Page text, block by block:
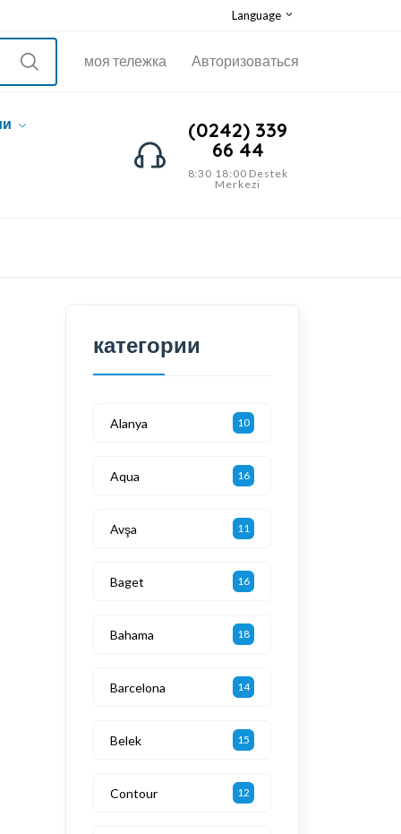
Language
моя тележка Авторизоваться
(0242) 339
66 44
8:30 18:00 Destek
Merkezi
категории
Alanya 10
Aqua 16
Avşa 11
Baget 16
Bahama 18
Barcelona 14
Belek 15
Contour 12